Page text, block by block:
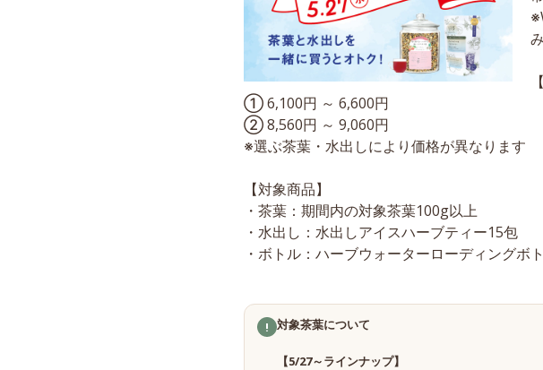
① 6,100円 ～ 6,600円
② 8,560円 ～ 9,060円
※選ぶ茶葉・水出しにより価格が異なります
【対象商品】
・茶葉：期間内の対象茶葉100g以上
・水出し：水出しアイスハーブティー15包
・ボトル：ハーブウォーターローディングボ
! 対象茶葉について
【5/27～ラインナップ】